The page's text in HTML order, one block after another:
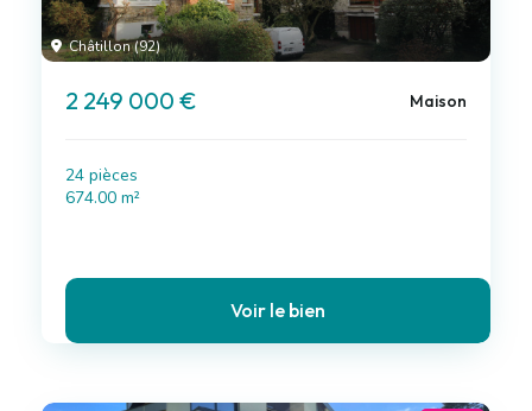
Châtillon (92)
2 249 000 € Maison
24 pièces
674.00 m²
Voir le bien